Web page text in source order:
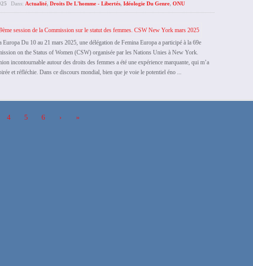
Dans: Actualité, Droits De L'homme - Libertés, Idéologie Du Genre, ONU
Europa Du 10 au 21 mars 2025, une délégation de Femina Europa a participé à la 69e
on the Status of Women (CSW) organisée par les Nations Unies à New York.
incontournable autour des droits des femmes a été une expérience marquante, qui m’a
et réfléchie. Dans ce discours mondial, bien que je voie le potentiel éno ...
4 5 6 › »